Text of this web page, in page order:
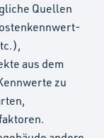
Quellen
aus dem
zu